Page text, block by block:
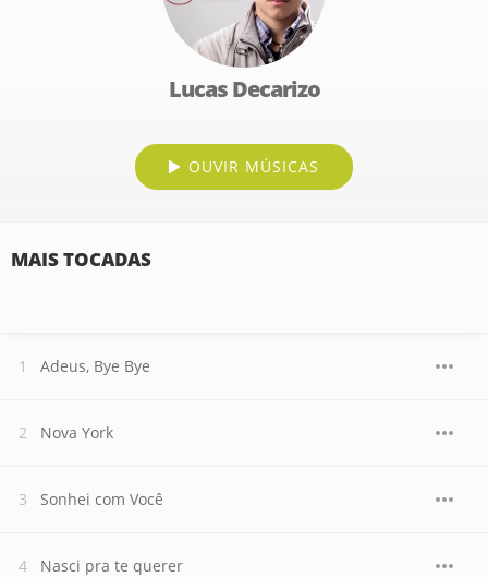
Lucas Decarizo
OUVIR MÚSICAS
MAIS TOCADAS
Adeus, Bye Bye
Nova York
Sonhei com Você
Nasci pra te querer